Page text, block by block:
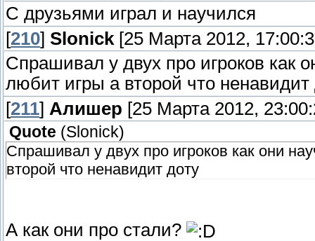
С друзьями играл и научился
[210] Slonick [25 Марта 2012,
Спрашивал у двух про игроков как
любит игры а второй что ненавидит
[211] Алишер [25 Марта 2012,
Quote (Slonick)
Спрашивал у двух про игроков как они
второй что ненавидит доту
А как они про стали?